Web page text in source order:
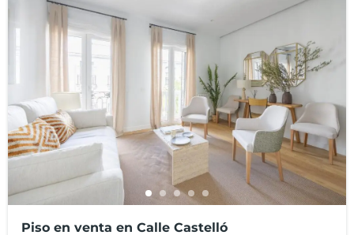
Piso en venta en Calle Castelló